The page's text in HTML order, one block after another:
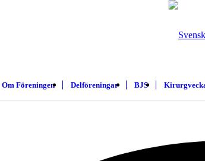
Om Föreningen Delföreningar BJS